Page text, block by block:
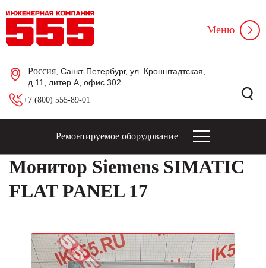
Россия , Санкт-Петербург, ул. Кронштадтская,
д.11, литер А, офис 302
+7 (800) 555-89-01
Меню
Ремонтируемое оборудование
Монитор Siemens SIMATIC
FLAT PANEL 17